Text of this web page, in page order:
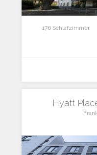
176 Schlafzimmer
Hyatt